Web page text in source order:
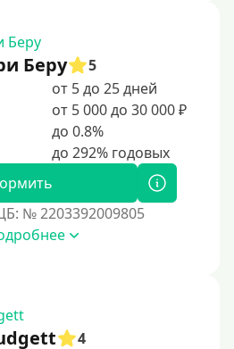
Беру
5
от 5 до 25 дней
от 5 000 до 30 000 ₽
до 0.8%
№ 2203392009805
4